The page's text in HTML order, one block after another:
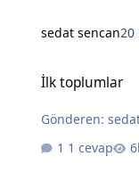
sedat sencan20
İlk toplumlar
Gönderen:
1 cevap